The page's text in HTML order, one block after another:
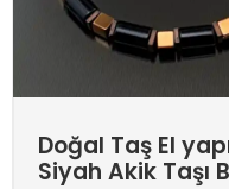
Doğal Taş El
Siyah Akik Taşı